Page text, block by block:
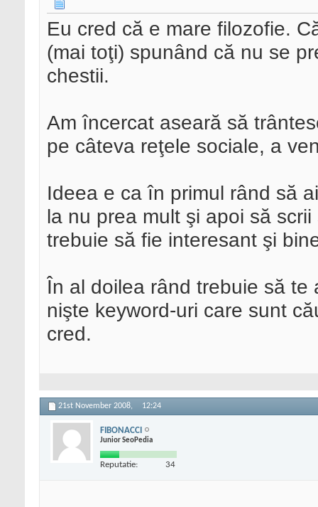
Eu cred că e mare filozofie.
(mai toţi) spunând că nu se
chestii.
Am încercat aseară să
pe câteva reţele sociale, a
Ideea e ca în primul rând să
la nu prea mult şi apoi să
trebuie să fie interesant şi
În al doilea rând trebuie să
nişte keyword-uri care sunt
cred.
21st November 2008, 12:24
FIBONACCI
Junior SeoPedia
Reputatie: 34